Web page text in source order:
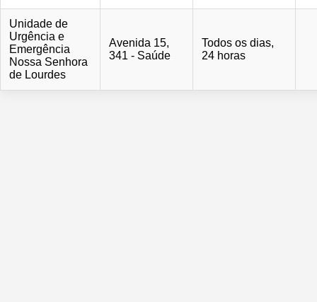
Unidade de
Urgência e
Emergência
Nossa Senhora
de Lourdes
Avenida 15,
341 - Saúde
Todos os dias,
24 horas